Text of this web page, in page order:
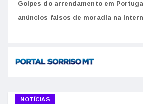
do Utente e número de saúde
NOTÍCIAS